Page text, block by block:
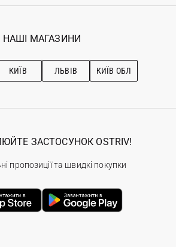
Гарантія
Ostriv Club+
Наші магазини
з догляду
НАШІ МАГАЗИНИ
КИЇВ ЛЬВІВ КИЇВ ОБЛ
ЗАСТОСУНОК OSTRIV!
пропозиції та швидкі покупки